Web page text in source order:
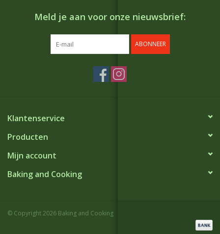
Meld je aan voor onze nieuwsbrief:
ABONNEER
Klantenservice
Producten
Mijn account
Baking and Cooking
© Copyright 2026 Baking and Cooking